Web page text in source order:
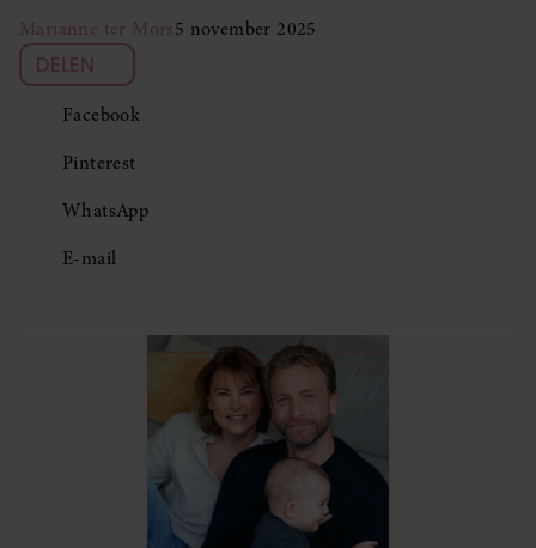
Marianne ter Mors5 november 2025
DELEN
Facebook
Pinterest
WhatsApp
E-mail